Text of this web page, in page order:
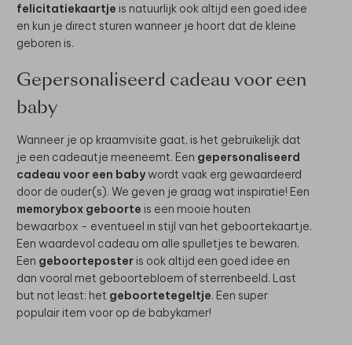
felicitatiekaartje is natuurlijk ook altijd een goed idee
en kun je direct sturen wanneer je hoort dat de kleine
geboren is.
Gepersonaliseerd cadeau voor een
baby
Wanneer je op kraamvisite gaat, is het gebruikelijk dat
je een cadeautje meeneemt. Een gepersonaliseerd
cadeau voor een babywordt vaak erg gewaardeerd
door de ouder(s). We geven je graag wat inspiratie! Een
memorybox geboorte is een mooie houten
bewaarbox - eventueel in stijl van het geboortekaartje.
Een waardevol cadeau om alle spulletjes te bewaren.
Een geboorteposter is ook altijd een goed idee en
dan vooral met geboortebloem of sterrenbeeld. Last
but not least: het geboortetegeltje. Een super
populair item voor op de babykamer!